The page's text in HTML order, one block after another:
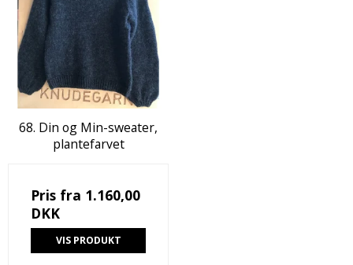
68. Din og Min-sweater,
plantefarvet
Pris fra 1.160,00
DKK
VIS PRODUKT